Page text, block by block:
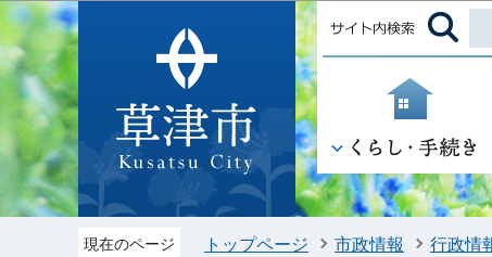
現在のページ トップページ 市政情報 行政情